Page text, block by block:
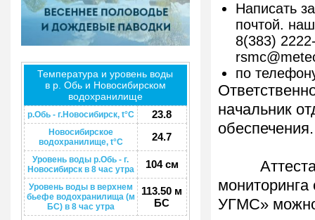
Температура и уровень воды
в р. Обь и Новосибирском
водохранилище
р.Обь - г.Новосибирск, t°C 23.8
Новосибирское
водохранилище, t°C
24.7
Уровень воды р.Обь - г.
Новосибирск в 8 час утра
104 см
Уровень воды в верхнем
бьефе водохранилища (м
БС) в 8 час утра
113.50 м
БС
Написать
почтой.
8(383)
по
начальник
обеспечения.
Аттестат
УГМС»